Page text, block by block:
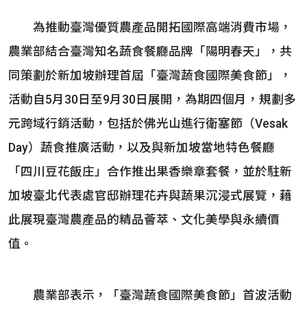
為推動臺灣優質農產品開拓國際高端消費市場，
農業部結合臺灣知名蔬食餐廳品牌「陽明春天」，共
同策劃於新加坡辦理首屆「臺灣蔬食國際美食節」，
活動自5月30日至9月30日展開，為期四個月，規劃多
元跨域行銷活動，包括於佛光山進行衛塞節（Vesak
Day）蔬食推廣活動，以及與新加坡當地特色餐廳
「四川豆花飯庄」合作推出果香樂章套餐，並於駐新
加坡臺北代表處官邸辦理花卉與蔬果沉浸式展覽，藉
此展現臺灣農產品的精品薈萃、文化美學與永續價
值。
農業部表示，「臺灣蔬食國際美食節」首波活動